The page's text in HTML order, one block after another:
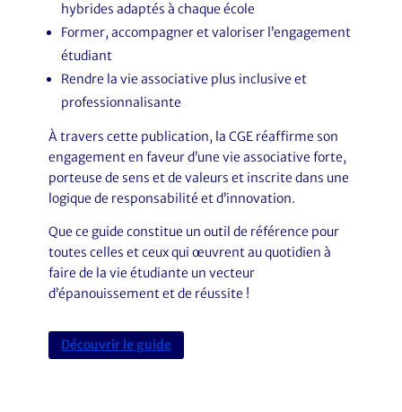
hybrides adaptés à chaque école
Former, accompagner et valoriser l’engagement
étudiant
Rendre la vie associative plus inclusive et
professionnalisante
À travers cette publication, la CGE réaffirme son
engagement en faveur d’une vie associative forte,
porteuse de sens et de valeurs et inscrite dans une
logique de responsabilité et d’innovation.
Que ce guide constitue un outil de référence pour
toutes celles et ceux qui œuvrent au quotidien à
faire de la vie étudiante un vecteur
d’épanouissement et de réussite !
Découvrir le guide